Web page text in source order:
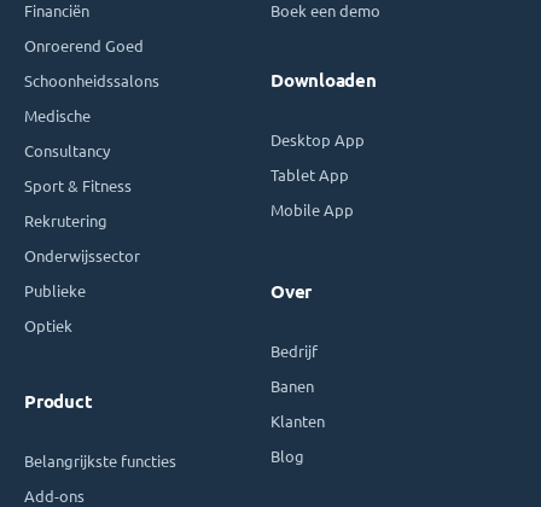
Financiën
Onroerend Goed
Schoonheidssalons
Medische
Consultancy
Sport & Fitness
Rekrutering
Onderwijssector
Publieke
Optiek
Product
Belangrijkste functies
Add-ons
Boek een demo
Downloaden
Desktop App
Tablet App
Mobile App
Over
Bedrijf
Banen
Klanten
Blog